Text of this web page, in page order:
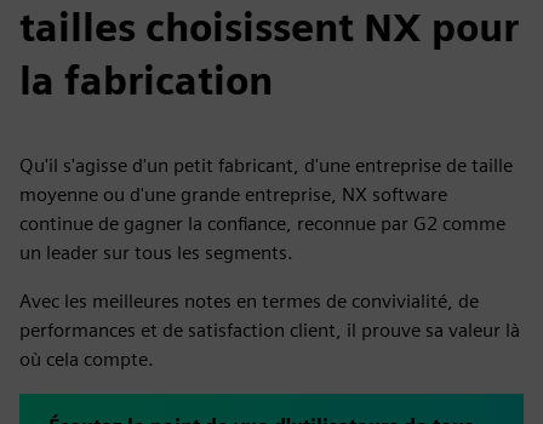
tailles choisissent NX pour
la fabrication
Qu'il s'agisse d'un petit fabricant, d'une entreprise de taille
moyenne ou d'une grande entreprise, NX software
continue de gagner la confiance, reconnue par G2 comme
un leader sur tous les segments.
Avec les meilleures notes en termes de convivialité, de
performances et de satisfaction client, il prouve sa valeur là
où cela compte.